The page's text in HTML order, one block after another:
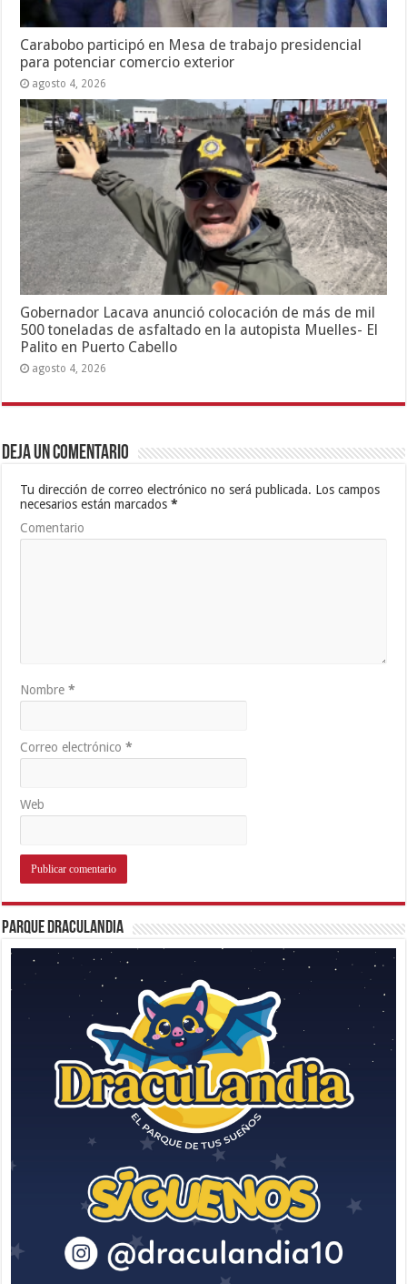
Carabobo participó en Mesa de trabajo presidencial
para potenciar comercio exterior
agosto 4, 2026
Gobernador Lacava anunció colocación de más de mil
500 toneladas de asfaltado en la autopista Muelles- El
Palito en Puerto Cabello
agosto 4, 2026
Deja un comentario
Tu dirección de correo electrónico no será publicada. Los campos
necesarios están marcados*
Comentario
Nombre*
Correo electrónico*
Web
Parque Draculandia